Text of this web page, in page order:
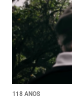
118 ANOS